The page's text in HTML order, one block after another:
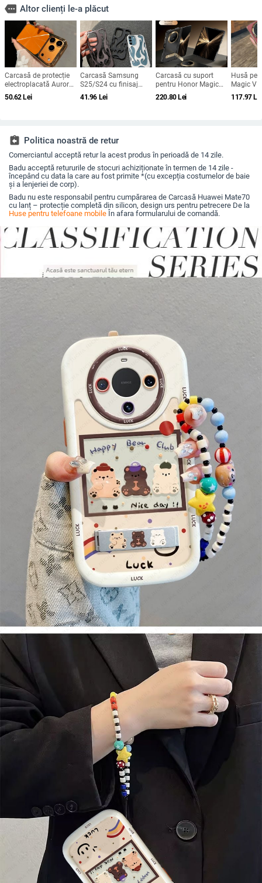
more Altor clienți le-a plăcut
Carcasă de protecție
electroplacată Aurora
pentru iPhone 12–17
Pro și Pro Max,
50.62Lei
Carcasă Samsung
S25/S24 cu finisaj
electroplatat în
flacără, design
41.96 Lei
Carcasă cu suport
pentru Honor Magic
V5 – acoperire
completă, PC mat,
220.80Lei
Husă
Magic
central,
117.97Lei
assignment_return Politica noastră de retur
Comerciantul acceptă retur la acest produs în perioadă de 14 zile.
Badu acceptă retururile de stocuri achiziționate în termen de 14 zile -
începând cu data la care au fost primite *(cu excepția costumelor de baie
și a lenjeriei de corp).
Badu nu este responsabil pentru cumpărarea de Carcasă Huawei Mate70
cu lanț – protecție completă din silicon, design urs pentru petrecere De la
Huse pentru telefoane mobile În afara formularului de comandă.